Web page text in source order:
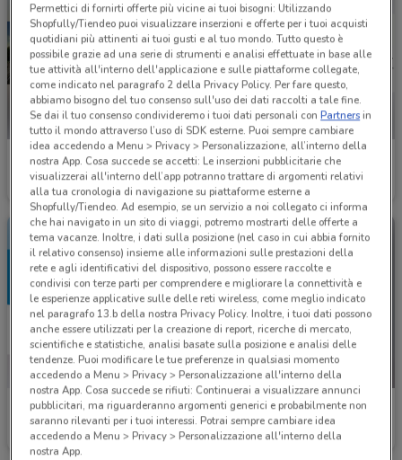
Euromaster
1.1 km
Dacia
Scade il 31/08
Bosch Car Service
1.1 km
-1 GIORNO
Wheelup
Scade domani
Permettici di fornirti offerte più vicine ai tuoi bisogni: Utilizzando
Shopfully/Tiendeo puoi visualizzare inserzioni e offerte per i tuoi acquisti
quotidiani più attinenti ai tuoi gusti e al tuo mondo. Tutto questo è
possibile grazie ad una serie di strumenti e analisi effettuate in base alle
tue attività all'interno dell'applicazione e sulle piattaforme collegate,
come indicato nel paragrafo 2 della Privacy Policy. Per fare questo,
abbiamo bisogno del tuo consenso sull'uso dei dati raccolti a tale fine.
Se dai il tuo consenso condivideremo i tuoi dati personali conPartnersin
tutto il mondo attraverso l’uso di SDK esterne. Puoi sempre cambiare
idea accedendo a Menu > Privacy > Personalizzazione, all’interno della
nostra App. Cosa succede se accetti: Le inserzioni pubblicitarie che
visualizzerai all'interno dell’app potranno trattare di argomenti relativi
alla tua cronologia di navigazione su piattaforme esterne a
Shopfully/Tiendeo. Ad esempio, se un servizio a noi collegato ci informa
che hai navigato in un sito di viaggi, potremo mostrarti delle offerte a
tema vacanze. Inoltre, i dati sulla posizione (nel caso in cui abbia fornito
il relativo consenso) insieme alle informazioni sulle prestazioni della
rete e agli identificativi del dispositivo, possono essere raccolte e
condivisi con terze parti per comprendere e migliorare la connettività e
le esperienze applicative sulle delle reti wireless, come meglio indicato
nel paragrafo 13.b della nostra Privacy Policy. Inoltre, i tuoi dati possono
anche essere utilizzati per la creazione di report, ricerche di mercato,
scientifiche e statistiche, analisi basate sulla posizione e analisi delle
tendenze. Puoi modificare le tue preferenze in qualsiasi momento
accedendo a Menu > Privacy > Personalizzazione all'interno della
nostra App. Cosa succede se rifiuti: Continuerai a visualizzare annunci
pubblicitari, ma riguarderanno argomenti generici e probabilmente non
saranno rilevanti per i tuoi interessi. Potrai sempre cambiare idea
accedendo a Menu > Privacy > Personalizzazione all'interno della
nostra App.